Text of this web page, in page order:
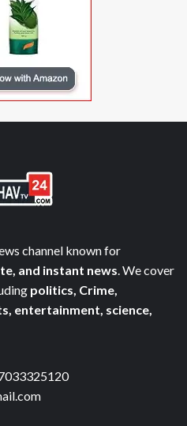
channel known for
and instant news. We cover
politics, Crime,
entertainment, science,